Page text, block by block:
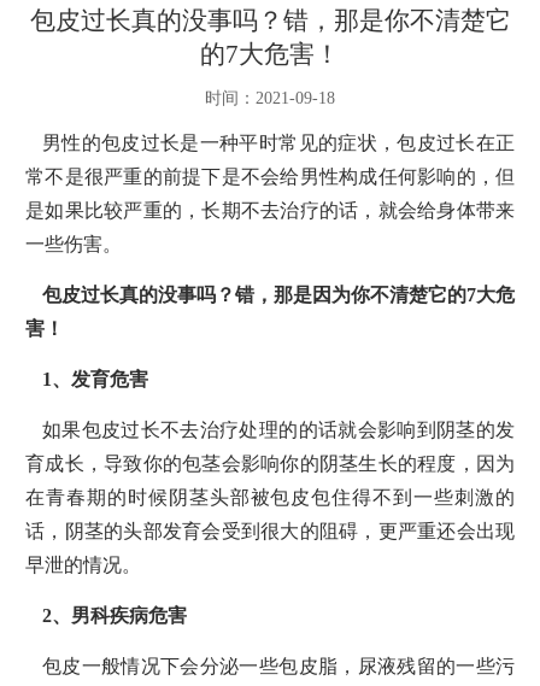
包皮过长真的没事吗？错，那是你不清楚它
的7大危害！
时间：2021-09-18
男性的包皮过长是一种平时常见的症状，包皮过长在正
常不是很严重的前提下是不会给男性构成任何影响的，但
是如果比较严重的，长期不去治疗的话，就会给身体带来
一些伤害。
包皮过长真的没事吗？错，那是因为你不清楚它的7大危
害！
1、发育危害
如果包皮过长不去治疗处理的的话就会影响到阴茎的发
育成长，导致你的包茎会影响你的阴茎生长的程度，因为
在青春期的时候阴茎头部被包皮包住得不到一些刺激的
话，阴茎的头部发育会受到很大的阻碍，更严重还会出现
早泄的情况。
2、男科疾病危害
包皮一般情况下会分泌一些包皮脂，尿液残留的一些污